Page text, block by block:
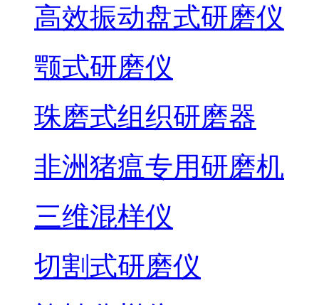
高效振动盘式研磨仪
颚式研磨仪
珠磨式组织研磨器
非洲猪瘟专用研磨机
三维混样仪
切割式研磨仪